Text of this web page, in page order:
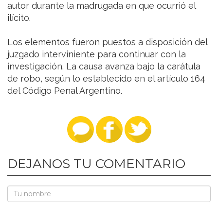
autor durante la madrugada en que ocurrió el
ilícito.
Los elementos fueron puestos a disposición del
juzgado interviniente para continuar con la
investigación. La causa avanza bajo la carátula
de robo, según lo establecido en el artículo 164
del Código Penal Argentino.
DEJANOS TU COMENTARIO